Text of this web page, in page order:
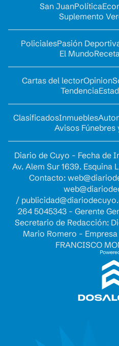
San JuanPolítica
Suplemento
PolicialesPasión
El Mundo
Cartas del lectorOpinion
Tendencia
ClasificadosInmuebles
Avisos Fúnebres
Diario de Cuyo - Fecha de
Av. Alem Sur 1639.
Contacto:
/
264 5045343 - Gerente
Secretario de Redacción:
Mario Romero -
FRANCISCO